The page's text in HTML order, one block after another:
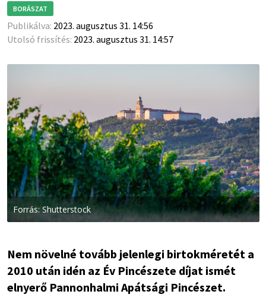
BORÁSZAT
Publikálva: 2023. augusztus 31. 14:56
Utolsó frissítés: 2023. augusztus 31. 14:57
Forrás: Shutterstock
Nem növelné tovább jelenlegi birtokméretét a
2010 után idén az Év Pincészete díjat ismét
elnyerő Pannonhalmi Apátsági Pincészet.